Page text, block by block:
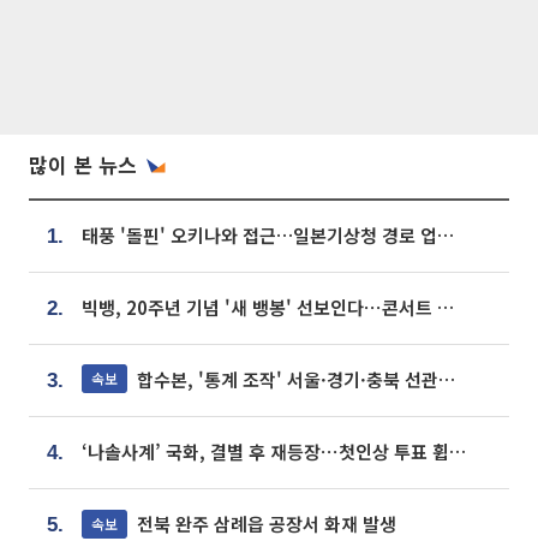
많이 본 뉴스
1. 태풍 '돌핀' 오키나와 접근…일본기상청 경로 업데이트
2. 빅뱅, 20주년 기념 '새 뱅봉' 선보인다⋯콘서트 앞두고 팝업 개최
3. 속보 합수본, '통계 조작' 서울·경기·충북 선관위 등 추가 압수수색
4. ‘나솔사계’ 국화, 결별 후 재등장⋯첫인상 투표 휩쓸고 ‘인기녀’ 등극
5. 속보 전북 완주 삼례읍 공장서 화재 발생